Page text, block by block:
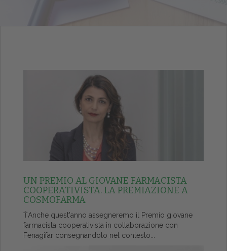
UN PREMIO AL GIOVANE FARMACISTA
COOPERATIVISTA. LA PREMIAZIONE A
COSMOFARMA
ŤAnche quest'anno assegneremo il Premio giovane
farmacista cooperativista in collaborazione con
Fenagifar consegnandolo nel contesto...